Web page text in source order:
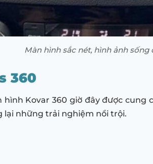
Màn hình sắc nét, hình ảnh sống
360
hình Kovar 360 giờ đây được
lại những trải nghiệm nổi trội.